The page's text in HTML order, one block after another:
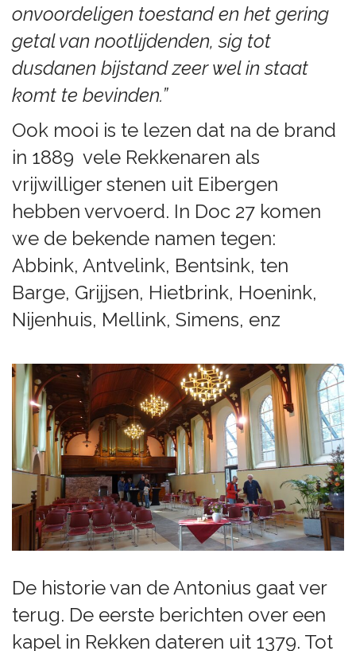
onvoordeligen toestand en het gering
getal van nootlijdenden, sig tot
dusdanen bijstand zeer wel in staat
komt te bevinden.”
Ook mooi is te lezen dat na de brand
in 1889 vele Rekkenaren als
vrijwilliger stenen uit Eibergen
hebben vervoerd. In Doc 27 komen
we de bekende namen tegen:
Abbink, Antvelink, Bentsink, ten
Barge, Grijjsen, Hietbrink, Hoenink,
Nijenhuis, Mellink, Simens, enz
De historie van de Antonius gaat ver
terug. De eerste berichten over een
kapel in Rekken dateren uit 1379. Tot